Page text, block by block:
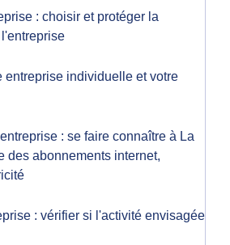
: choisir et protéger la
entreprise individuelle et votre
: se faire connaître à La
des abonnements internet,
: vérifier si l'activité envisagée